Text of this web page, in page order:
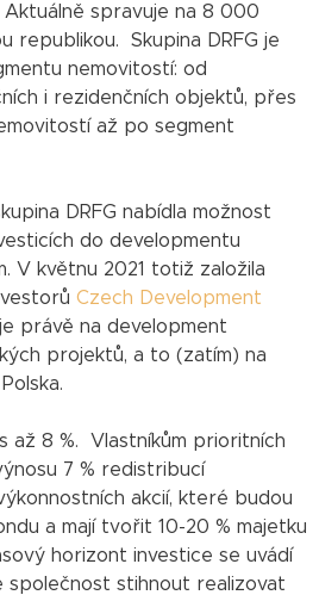
Aktuálně spravuje na 8 000
republikou. Skupina DRFG je
nemovitostí: od
i rezidenčních objektů, přes
až po segment
DRFG nabídla možnost
do developmentu
V květnu 2021 totiž založila
Czech Development
právě na development
projektů, a to (zatím) na
až 8 %. Vlastníkům prioritních
7 % redistribucí
akcií, které budou
a mají tvořit 10-20 % majetku
horizont investice se uvádí
společnost stihnout realizovat